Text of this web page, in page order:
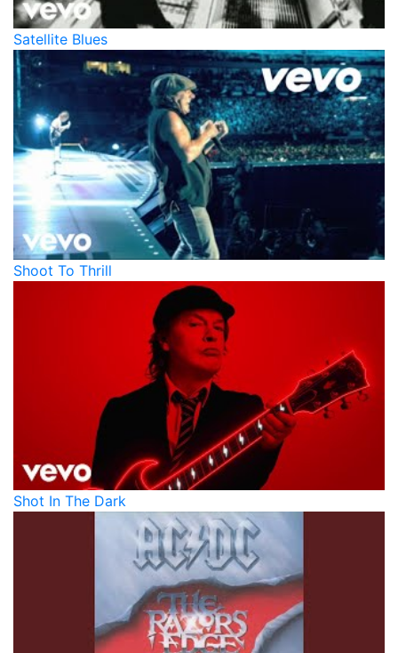
Satellite Blues
Shoot To Thrill
Shot In The Dark